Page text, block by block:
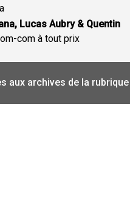
Lucas Aubry & Quentin
com à tout prix
aux archives de la rubrique